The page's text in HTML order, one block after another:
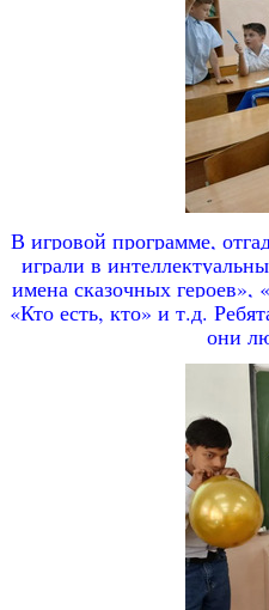
В игровой программе,
играли в
имена сказочных
«Кто есть, кто» и т.д.
они